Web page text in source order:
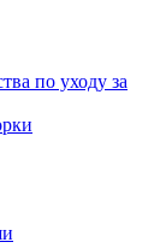
по уходу за